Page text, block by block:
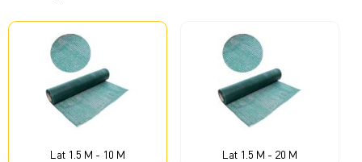
Lat 1.5 M - 10 M Lat 1.5 M - 20 M